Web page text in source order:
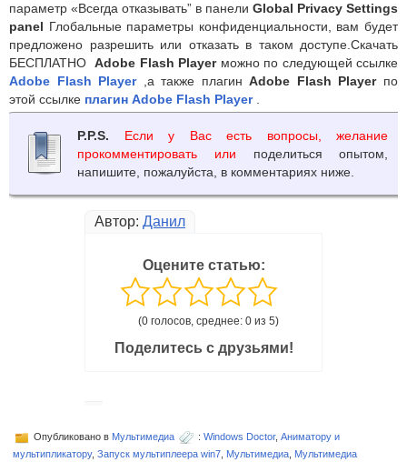
параметр «Всегда отказывать” в панели Global Privacy Settings
panel Глобальные параметры конфиденциальности, вам будет
предложено разрешить или отказать в таком доступе.Скачать
БЕСПЛАТНО Adobe Flash Player можно по следующей ссылке
Adobe Flash Player
,а также плагинAdobe Flash Player по
этой ссылке плагин Adobe Flash Player
P.P.S.
Если у Вас есть вопросы, желание
прокомментировать или поделиться опытом,
напишите, пожалуйста, в комментариях ниже.
Автор: Данил
Оцените статью:
(0 голосов, среднее: 0 из 5)
Поделитесь с друзьями!
Опубликовано в Мультимедиа : Windows Doctor, Аниматору и
мультипликатору, Запуск мультиплеера win7 Мультимедиа Мультимедиа